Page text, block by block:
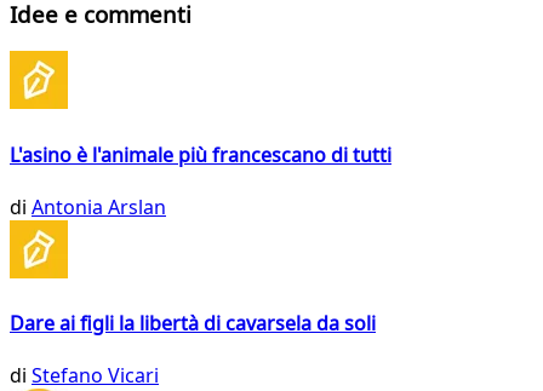
Idee e commenti
L'asino è l'animale più francescano di tutti
di Antonia Arslan
Dare ai figli la libertà di cavarsela da soli
di Stefano Vicari